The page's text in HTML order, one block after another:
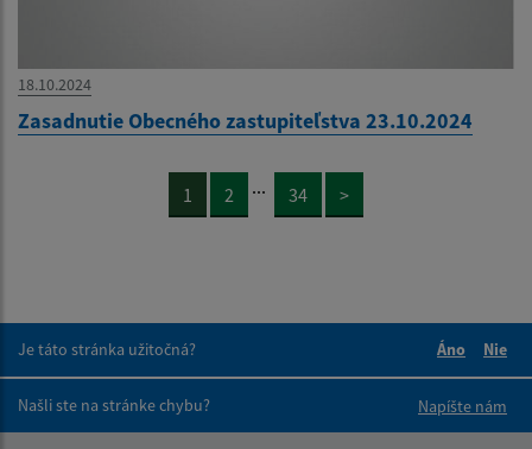
18.10.2024
Zasadnutie Obecného zastupiteľstva 23.10.2024
1 2 ... 34 >
Je táto stránka užitočná?
Áno
Nie
Našli ste na stránke chybu?
Napíšte nám